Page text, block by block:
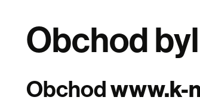
Obchod
Obchodwww.k-